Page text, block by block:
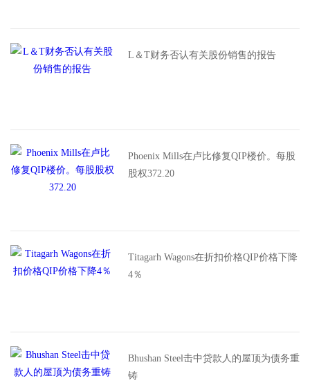
L＆T财务否认有关股份销售的报告
Phoenix Mills在卢比修复QIP楼价。每股
股权372.20
Titagarh Wagons在折扣价格QIP价格下降
4％
Bhushan Steel击中贷款人的屋顶为债务重
铸